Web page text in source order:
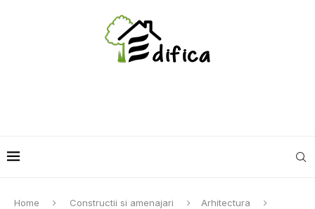
Home Constructii si amenajari
Arhitectura